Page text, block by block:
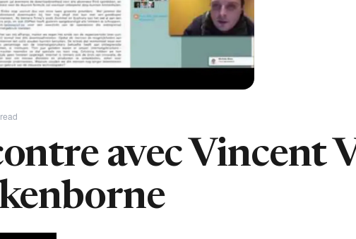
avec Vincent